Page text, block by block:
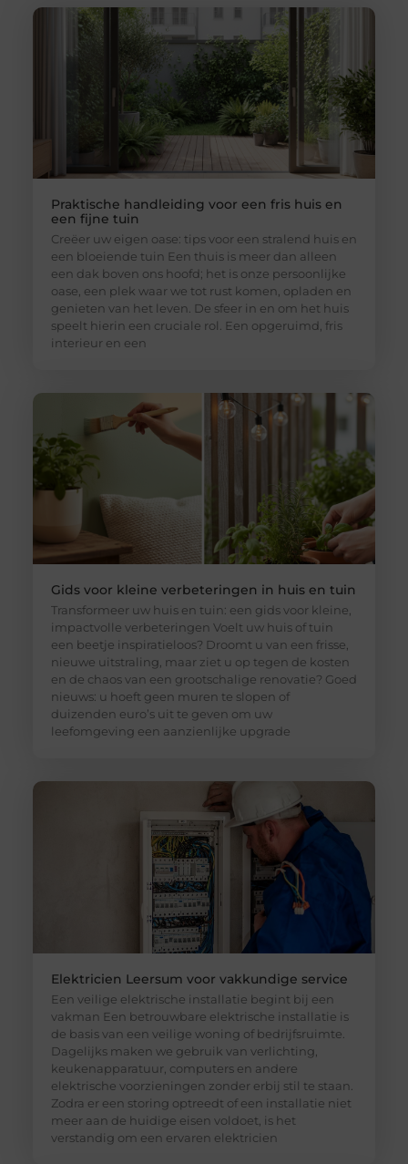
Praktische handleiding voor een fris huis en
een fijne tuin
Creëer uw eigen oase: tips voor een stralend huis en
een bloeiende tuin Een thuis is meer dan alleen
een dak boven ons hoofd; het is onze persoonlijke
oase, een plek waar we tot rust komen, opladen en
genieten van het leven. De sfeer in en om het huis
speelt hierin een cruciale rol. Een opgeruimd, fris
interieur en een
Gids voor kleine verbeteringen in huis en tuin
Transformeer uw huis en tuin: een gids voor kleine,
impactvolle verbeteringen Voelt uw huis of tuin
een beetje inspiratieloos? Droomt u van een frisse,
nieuwe uitstraling, maar ziet u op tegen de kosten
en de chaos van een grootschalige renovatie? Goed
nieuws: u hoeft geen muren te slopen of
duizenden euro’s uit te geven om uw
leefomgeving een aanzienlijke upgrade
Elektricien Leersum voor vakkundige service
Een veilige elektrische installatie begint bij een
vakman Een betrouwbare elektrische installatie is
de basis van een veilige woning of bedrijfsruimte.
Dagelijks maken we gebruik van verlichting,
keukenapparatuur, computers en andere
elektrische voorzieningen zonder erbij stil te staan.
Zodra er een storing optreedt of een installatie niet
meer aan de huidige eisen voldoet, is het
verstandig om een ervaren elektricien